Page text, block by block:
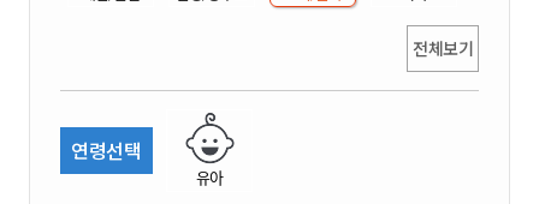
전체보기
연령선택
유아